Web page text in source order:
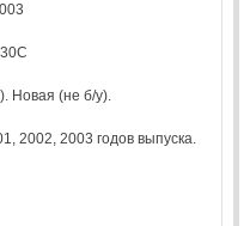
Новая (не б/у).
,2002,2003 годов выпуска.